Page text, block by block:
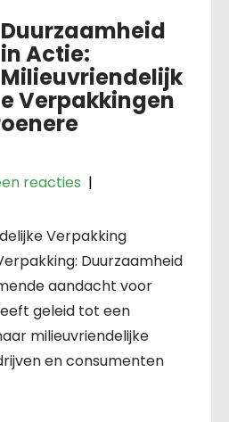
Duurzaamheid
in Actie:
Milieuvriendelijk
e Verpakkingen
reacties |
Verpakking
Duurzaamheid
aandacht voor
geleid tot een
milieuvriendelijke
en consumenten